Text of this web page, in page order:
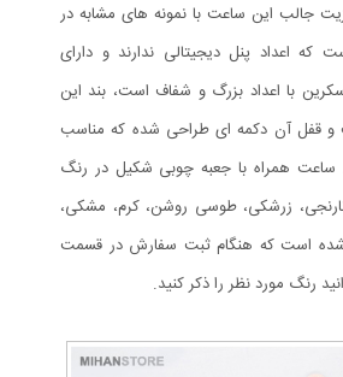
جالب این ساعت با نمونه های مشابه در
اعداد پنل دیجیتالی ندارند و دارای
با اعداد بزرگ و شفاف است، بند این
قفل آن دکمه ای طراحی شده که مناسب
همراه با جعبه چوبی شکیل در رنگ
زرشکی، طوسی روشن، کرم، مشکی،
شده است که هنگام ثبت سفارش در قسمت
رنگ مورد نظر را ذکر کنید.